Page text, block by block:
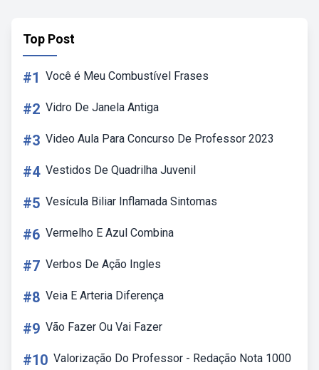
Top Post
#1 Você é Meu Combustível Frases
#2 Vidro De Janela Antiga
#3 Video Aula Para Concurso De Professor 2023
#4 Vestidos De Quadrilha Juvenil
#5 Vesícula Biliar Inflamada Sintomas
#6 Vermelho E Azul Combina
#7 Verbos De Ação Ingles
#8 Veia E Arteria Diferença
#9 Vão Fazer Ou Vai Fazer
#10 Valorização Do Professor - Redação Nota 1000